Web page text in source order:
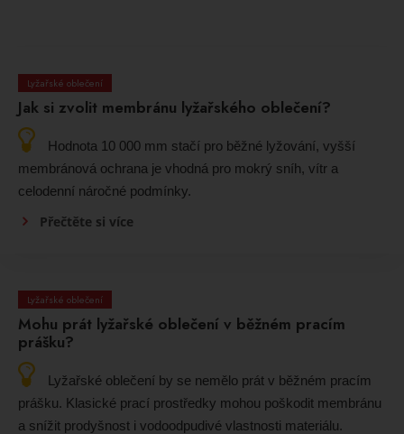
Lyžařské oblečení
Jak si zvolit membránu lyžařského oblečení?
Hodnota 10 000 mm stačí pro běžné lyžování, vyšší
membránová ochrana je vhodná pro mokrý sníh, vítr a
celodenní náročné podmínky.
Přečtěte si více
Lyžařské oblečení
Mohu prát lyžařské oblečení v běžném pracím
prášku?
Lyžařské oblečení by se nemělo prát v běžném pracím
prášku. Klasické prací prostředky mohou poškodit membránu
a snížit prodyšnost i vodoodpudivé vlastnosti materiálu.